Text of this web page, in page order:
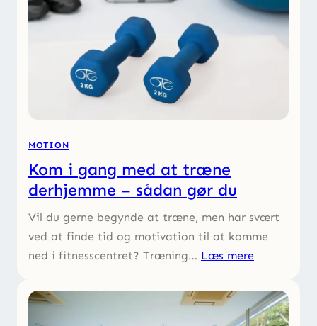
MOTION
Kom i gang med at træne
derhjemme – sådan gør du
Vil du gerne begynde at træne, men har svært
ved at finde tid og motivation til at komme
ned i fitnesscentret? Træning… Læs mere